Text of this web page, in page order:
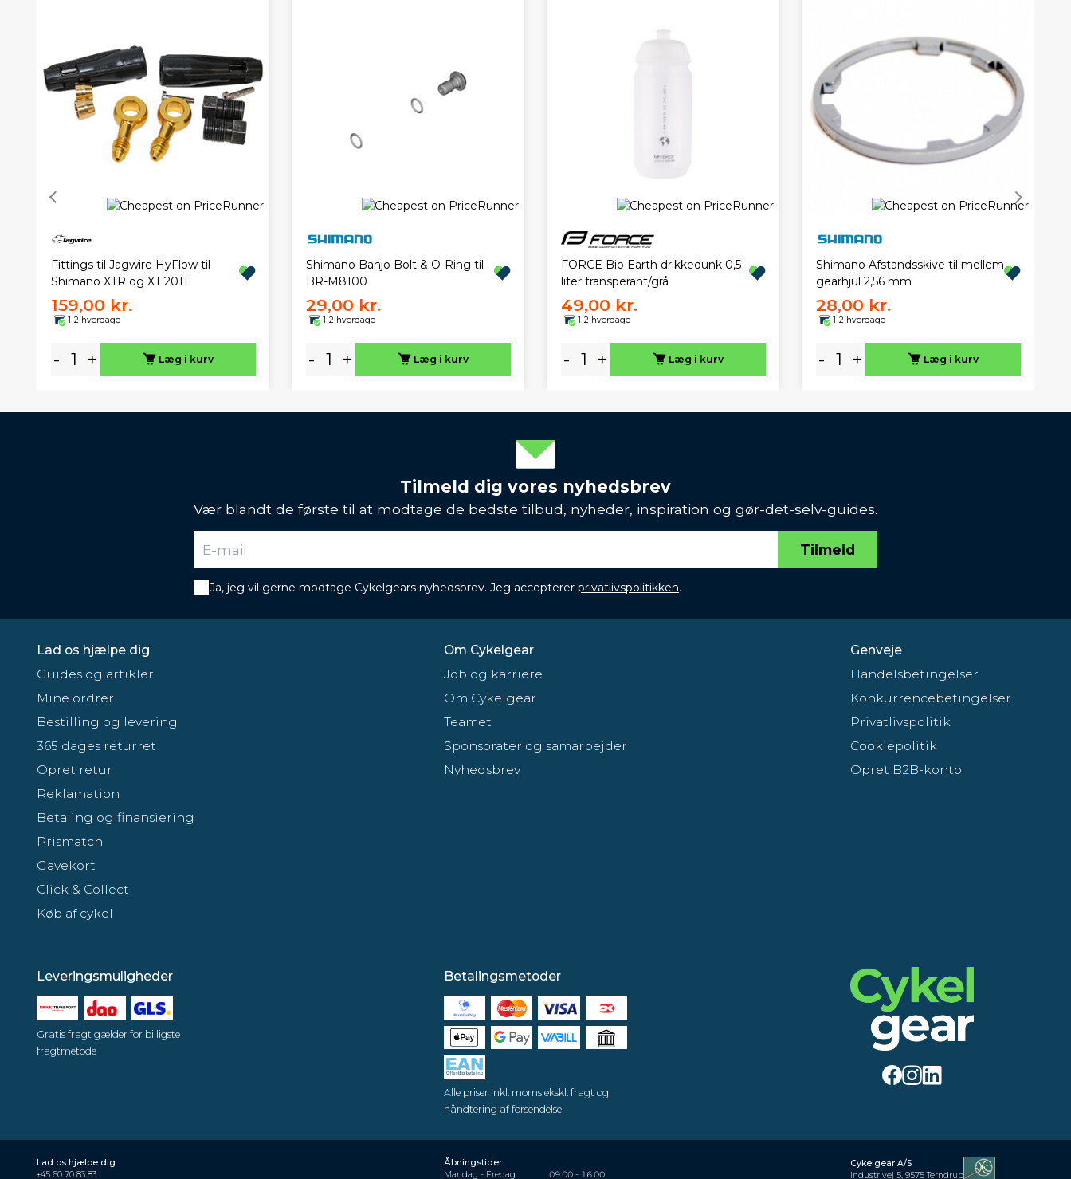
Fittings til Jagwire HyFlow til
Shimano XTR og XT 2011
159,00 kr.
1-2 hverdage
- + Læg i kurv
Shimano Banjo Bolt & O-Ring til
BR-M8100
29,00 kr.
1-2 hverdage
- + Læg i kurv
FORCE Bio Earth drikkedunk 0,5
liter transperant/grå
49,00 kr.
1-2 hverdage
- + Læg i kurv
Shimano Afstandsskive til mellem
gearhjul 2,56 mm
28,00 kr.
1-2 hverdage
- + Læg i kurv
Tilmeld dig vores nyhedsbrev
Vær blandt de første til at modtage de bedste tilbud, nyheder, inspiration og gør-det-selv-guides.
Tilmeld
Ja, jeg vil gerne modtage Cykelgears nyhedsbrev. Jeg accepterer privatlivspolitikken.
Lad os hjælpe dig
Guides og artikler
Mine ordrer
Bestilling og levering
365 dages returret
Opret retur
Reklamation
Betaling og finansiering
Prismatch
Gavekort
Click & Collect
Køb af cykel
Om Cykelgear
Job og karriere
Om Cykelgear
Teamet
Sponsorater og samarbejder
Nyhedsbrev
Genveje
Handelsbetingelser
Konkurrencebetingelser
Privatlivspolitik
Cookiepolitik
Opret B2B-konto
Leveringsmuligheder
Gratis fragt gælder for billigste
fragtmetode
Betalingsmetoder
Alle priser inkl. moms ekskl. fragt og
håndtering af forsendelse
Lad os hjælpe dig
+45 60 70 83 83
Åbningstider
Mandag - Fredag
09:00 - 16:00
Cykelgear A/S
Industrivej 5, 9575 Terndrup